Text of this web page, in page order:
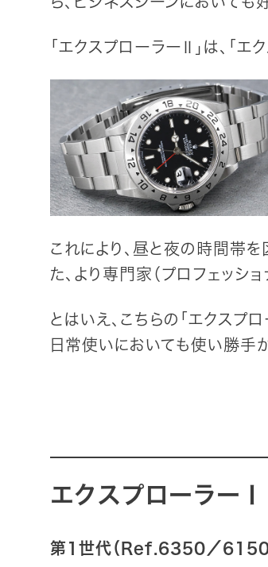
「エクスプローラーⅡ」は、「
これにより、昼と夜の時間帯
た、より専門家（プロフェッシ
とはいえ、こちらの「エクスプ
日常使いにおいても使い勝手が
エクスプローラーⅠ
第1世代（Ref.6350／6150